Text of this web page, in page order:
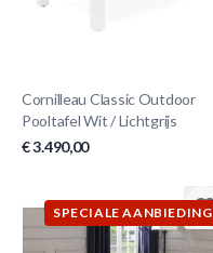
Cornilleau Classic Outdoor
Pooltafel Wit / Lichtgrijs
€ 3.490,00
SPECIALE AANBIEDING